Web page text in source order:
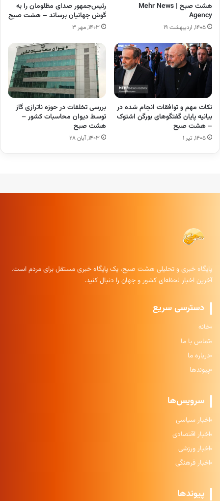
هشت صبح | Mehr News
Agency
۱۴۰۵, اردیبهشت ۱۹
رئیس‌جمهور صدای مظلومان را به
گوش جهانیان برساند – هشت صبح
۱۴۰۳, مهر ۳
نکات مهم و توافقات انجام شده در
بیانیه پایان گفتگوهای بورگن اشتوک
– هشت صبح
۱۴۰۵, تیر ۱
بررسی تخلفات در حوزه ناترازی گاز
توسط دیوان محاسبات کشور –
هشت صبح
۱۴۰۳, آبان ۲۸
پایگاه خبری و تحلیلی هشت صبح، یک پایگاه خبری مستقل برای مردم است.
آخرین اخبار لحظه‌ای کشور و جهان را دنبال کنید.
دسترسی سریع
خانه
تماس با ما
درباره ما
پیوندها
سرویس‌ها
اخبار سیاسی
اخبار اقتصادی
اخبار ورزشی
اخبار فرهنگی
پیوندها